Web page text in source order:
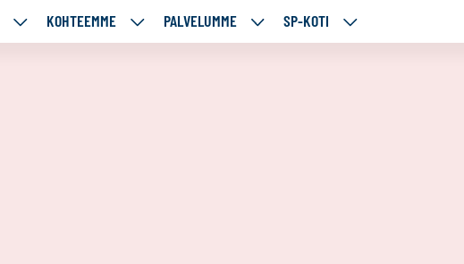
VÄLITTÄJÄMME
KOHTEEMME
KOHTEEMME
PALVELUMME
PALVELUMME
SP-KOTI
SP-